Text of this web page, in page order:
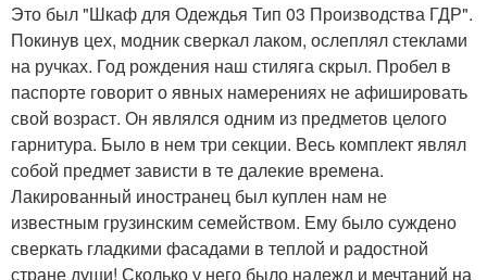
Это был "Шкаф для Одеждья Тип 03 Производства ГДР".
Покинув цех, модник сверкал лаком, ослеплял стеклами
на ручках. Год рождения наш стиляга скрыл. Пробел в
паспорте говорит о явных намерениях не афишировать
свой возраст. Он являлся одним из предметов целого
гарнитура. Было в нем три секции. Весь комплект являл
собой предмет зависти в те далекие времена.
Лакированный иностранец был куплен нам не
известным грузинским семейством. Ему было суждено
сверкать гладкими фасадами в теплой и радостной
стране души! Сколько у него было надежд и мечтаний на